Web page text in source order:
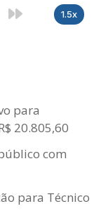
1.5x
para
20.805,60
com
para Técnico